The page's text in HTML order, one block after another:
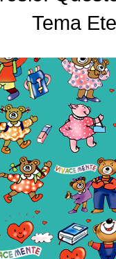
Tema